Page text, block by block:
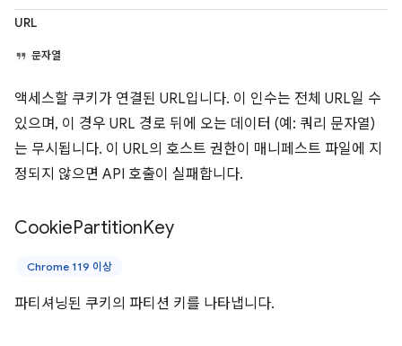
URL
문자열
액세스할 쿠키가 연결된 URL입니다. 이 인수는 전체 URL일 수
있으며, 이 경우 URL 경로 뒤에 오는 데이터 (예: 쿼리 문자열)
는 무시됩니다. 이 URL의 호스트 권한이 매니페스트 파일에 지
정되지 않으면 API 호출이 실패합니다.
CookiePartitionKey
Chrome 119 이상
파티셔닝된 쿠키의 파티션 키를 나타냅니다.